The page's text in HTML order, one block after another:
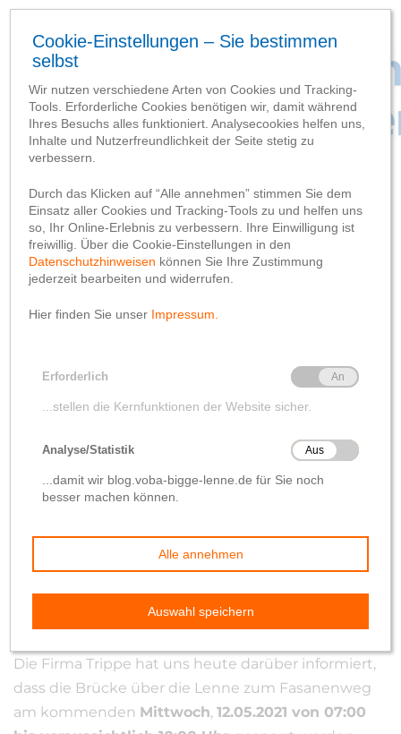
Brücke am Mittwoch
nochmal kurz gesperrt
Wolfgang Hilleke
Die Firma Trippe hat uns heute darüber informiert,
dass die Brücke über die Lenne zum Fasanenweg
am kommenden Mittwoch, 12.05.2021 von 07:00